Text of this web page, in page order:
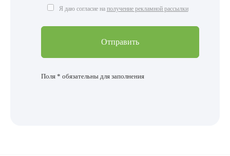
Я даю согласие на получение рекламной рассылки
Поля * обязательны для заполнения